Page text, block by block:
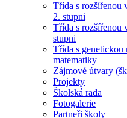
Třída s rozšířenou
2. stupni
Třída s rozšířenou
stupni
Třída s genetickou
matematiky
Zájmové útvary
Projekty
Školská rada
Fotogalerie
Partneři školy